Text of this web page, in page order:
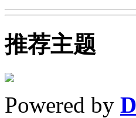
推荐主题
Powered by